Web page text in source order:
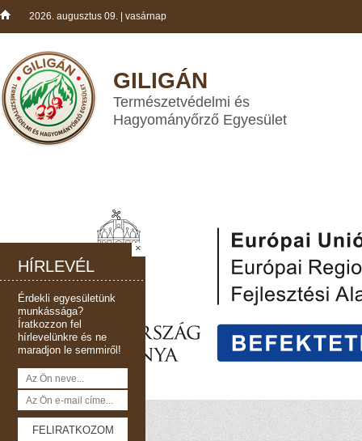
2026. augusztus 09. | vasárnap
GILIGÁN
Természetvédelmi és
Hagyományőrző Egyesület
HÍRLEVÉL
Érdekli egyesületünk
munkássága?
Íratkozzon fel
hírlevelünkre és ne
maradjon le semmiről!
×